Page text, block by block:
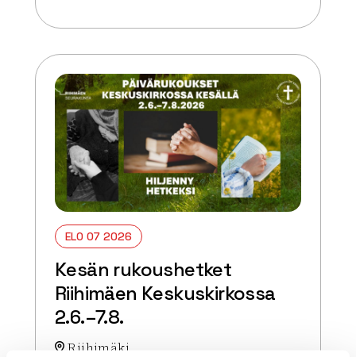
Lue lisää tapahtumasta Kesän rukoushetket
ELO 07 2026
Kesän rukoushetket
Riihimäen Keskuskirkossa
2.6.–7.8.
Riihimäki